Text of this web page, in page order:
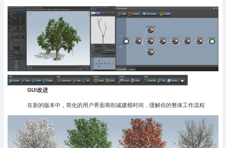
GUI改进
在新的版本中，简化的用户界面将削减建模时间，缓解你的整体工作流程